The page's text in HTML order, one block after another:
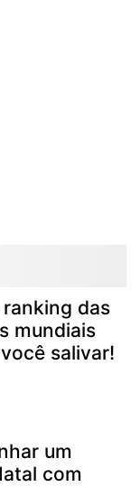
das
mundiais
salivar!
um
com